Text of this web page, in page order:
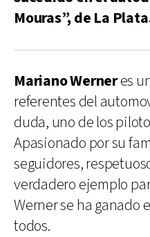
Mouras”, de La
Mariano Werneres
referentes del
duda, uno de los
Apasionado por su
seguidores,
verdadero ejemplo
Werner se ha ganado
todos.